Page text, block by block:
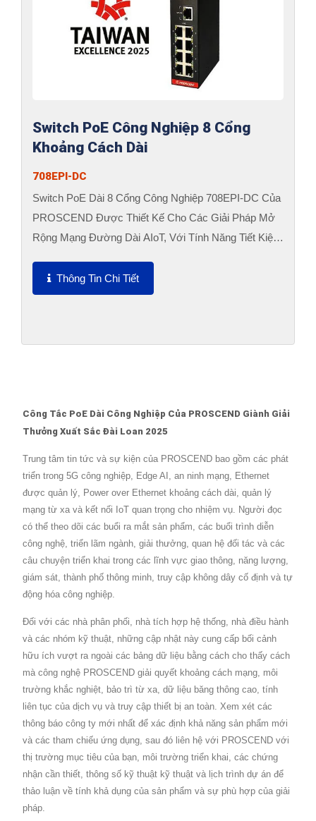
Switch PoE Công Nghiệp 8 Cổng
Khoảng Cách Dài
708EPI-DC
Switch PoE Dài 8 Cổng Công Nghiệp 708EPI-DC Của
PROSCEND Được Thiết Kế Cho Các Giải Pháp Mở
Rộng Mạng Đường Dài AIoT, Với Tính Năng Tiết Kiệm
Thông Tin Chi Tiết
Công Tắc PoE Dài Công Nghiệp Của PROSCEND Giành Giải
Thưởng Xuất Sắc Đài Loan 2025
Trung tâm tin tức và sự kiện của PROSCEND bao gồm các phát
triển trong 5G công nghiệp, Edge AI, an ninh mạng, Ethernet
được quản lý, Power over Ethernet khoảng cách dài, quản lý
mạng từ xa và kết nối IoT quan trọng cho nhiệm vụ. Người đọc
có thể theo dõi các buổi ra mắt sản phẩm, các buổi trình diễn
công nghệ, triển lãm ngành, giải thưởng, quan hệ đối tác và các
câu chuyện triển khai trong các lĩnh vực giao thông, năng lượng,
giám sát, thành phố thông minh, truy cập không dây cố định và tự
động hóa công nghiệp.
Đối với các nhà phân phối, nhà tích hợp hệ thống, nhà điều hành
và các nhóm kỹ thuật, những cập nhật này cung cấp bối cảnh
hữu ích vượt ra ngoài các bảng dữ liệu bằng cách cho thấy cách
mà công nghệ PROSCEND giải quyết khoảng cách mạng, môi
trường khắc nghiệt, bảo trì từ xa, dữ liệu băng thông cao, tính
liên tục của dịch vụ và truy cập thiết bị an toàn. Xem xét các
thông báo công ty mới nhất để xác định khả năng sản phẩm mới
và các tham chiếu ứng dụng, sau đó liên hệ với PROSCEND với
thị trường mục tiêu của bạn, môi trường triển khai, các chứng
nhận cần thiết, thông số kỹ thuật kỹ thuật và lịch trình dự án để
thảo luận về tính khả dụng của sản phẩm và sự phù hợp của giải
pháp.